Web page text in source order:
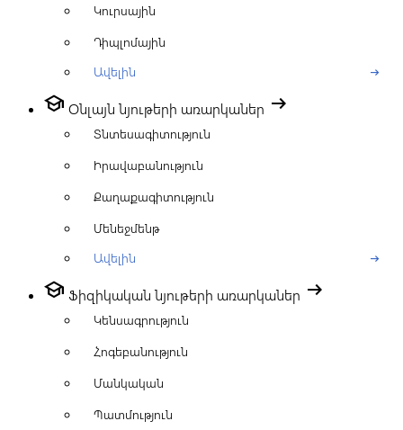
Կուրսային
Դիպլոմային
Ավելին
arrow_right_alt
school Օնլայն նյութերի առարկաներ arrow_right_alt
Տնտեսագիտություն
Իրավաբանություն
Քաղաքագիտություն
Մենեջմենթ
Ավելին
arrow_right_alt
school Ֆիզիկական նյութերի առարկաներ arrow_right_alt
Կենսագրություն
Հոգեբանություն
Մանկական
Պատմություն